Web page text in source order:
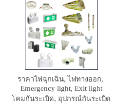
ราคาไฟฉุกเฉิน, ไฟทางออก,
Emergency light, Exit light
โคมกันระเบิด, อุปกรณ์กันระเบิด